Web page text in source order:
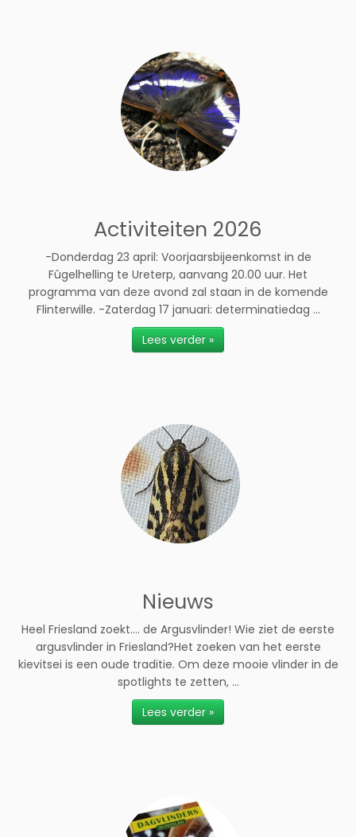
Activiteiten 2026
-Donderdag 23 april: Voorjaarsbijeenkomst in de
Fûgelhelling te Ureterp, aanvang 20.00 uur. Het
programma van deze avond zal staan in de komende
Flinterwille. -Zaterdag 17 januari: determinatiedag ...
Lees verder »
Nieuws
Heel Friesland zoekt…. de Argusvlinder! Wie ziet de eerste
argusvlinder in Friesland?Het zoeken van het eerste
kievitsei is een oude traditie. Om deze mooie vlinder in de
spotlights te zetten, ...
Lees verder »